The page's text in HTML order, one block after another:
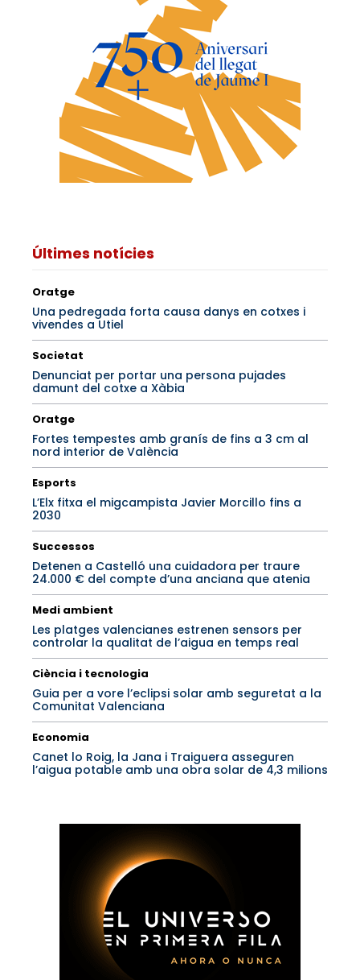
Últimes notícies
Oratge
Una pedregada forta causa danys en cotxes i
vivendes a Utiel
Societat
Denunciat per portar una persona pujades
damunt del cotxe a Xàbia
Oratge
Fortes tempestes amb granís de fins a 3 cm al
nord interior de València
Esports
L’Elx fitxa el migcampista Javier Morcillo fins a
2030
Successos
Detenen a Castelló una cuidadora per traure
24.000 € del compte d’una anciana que atenia
Medi ambient
Les platges valencianes estrenen sensors per
controlar la qualitat de l’aigua en temps real
Ciència i tecnologia
Guia per a vore l’eclipsi solar amb seguretat a la
Comunitat Valenciana
Economia
Canet lo Roig, la Jana i Traiguera asseguren
l’aigua potable amb una obra solar de 4,3 milions